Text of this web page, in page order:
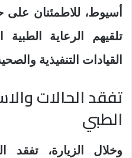
أسيوط، للاطمئنان على
تلقيهم الرعاية
القيادات التنفيذية
تفقد الحالات
الطبي
وخلال الزيارة، تفقد